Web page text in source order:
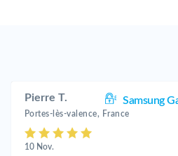
Pierre T. Samsung
Portes-lès-valence, France
10 Nov.